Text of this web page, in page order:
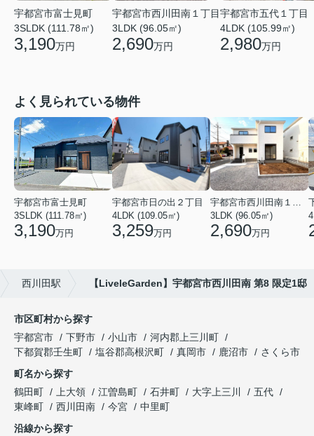
宇都宮市富士見町
3SLDK (111.78㎡)
3,190万円
宇都宮市西川田南１丁目
3LDK (96.05㎡)
2,690万円
宇都宮市五代１丁目
4LDK (105.99㎡)
2,980万円
よく見られている物件
宇都宮市富士見町
3SLDK (111.78㎡)
3,190万円
宇都宮市日の出２丁目
4LDK (109.05㎡)
3,259万円
宇都宮市西川田南１丁目
3LDK (96.05㎡)
2,690万円
西川田駅 【LiveleGarden】宇都宮市西川田南 第8 限定1邸
市区町村から探す
宇都宮市
下野市 小山市
河内郡上三川町
下都賀郡壬生町
塩谷郡高根沢町 真岡市 鹿沼市
さくら市
町名から探す
鶴田町
上大領 江曽島町 石井町 大字上三川
五代
東峰町
西川田南 今宮
中里町
沿線から探す